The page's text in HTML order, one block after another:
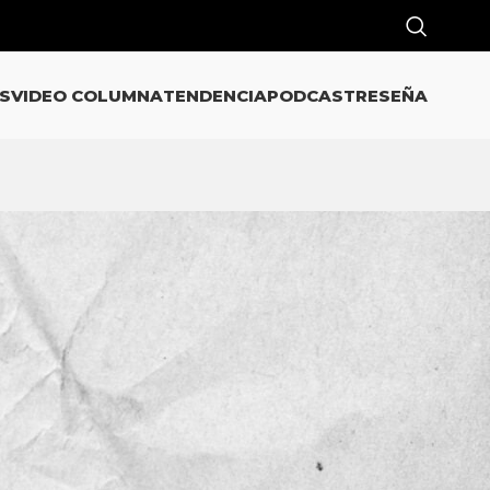
VIDEO COLUMNATENDENCIAPODCASTRESEÑA